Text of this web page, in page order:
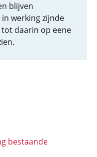
blijven
werking zijnde
daarin op eene
bestaande